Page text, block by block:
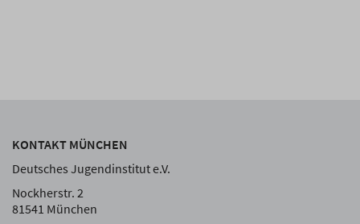
KONTAKT MÜNCHEN
Deutsches Jugendinstitut e.V.
Nockherstr. 2
81541 München